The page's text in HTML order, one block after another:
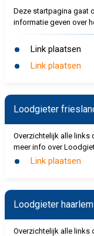
Deze startpagina gaat
informatie geven over
Link plaatsen
Link plaatsen
Loodgieter
Overzichtelijk alle links
meer info over
Link plaatsen
Loodgieter haarlem
Overzichtelijk alle links